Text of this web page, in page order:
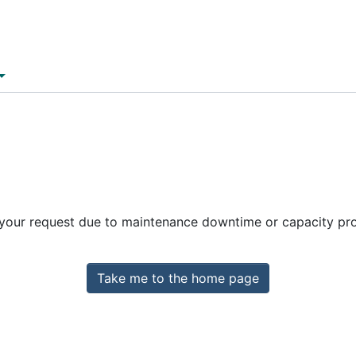
request due to maintenance downtime or capacity
Take me to the home page